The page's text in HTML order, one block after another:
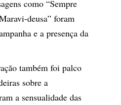
como “Sempre
deusa” foram
e a presença da
também foi palco
sobre a
a sensualidade das